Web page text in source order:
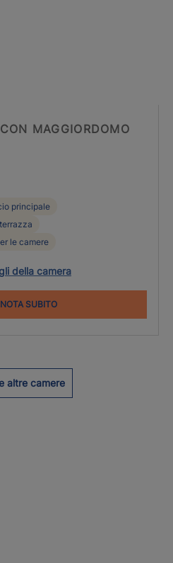
MAGGIORDOMO
principale
le camere
della camera
SUBITO
altre camere